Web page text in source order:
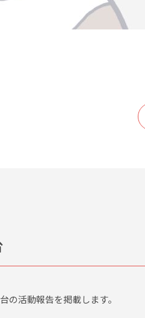
の活動報告を掲載します。